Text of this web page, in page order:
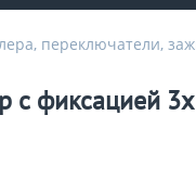
переключатели,
с фиксацией